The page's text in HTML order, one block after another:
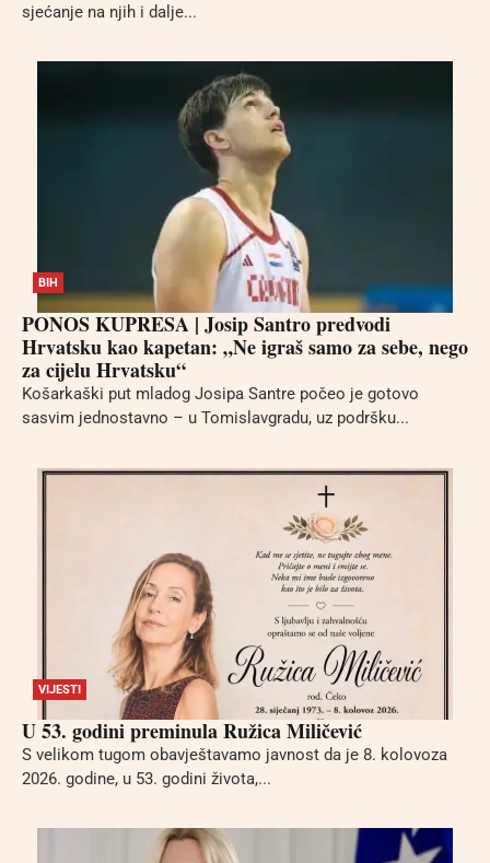
sjećanje na njih i dalje...
BIH
PONOS KUPRESA | Josip Santro predvodi
Hrvatsku kao kapetan: „Ne igraš samo za sebe, nego
za cijelu Hrvatsku“
Košarkaški put mladog Josipa Santre počeo je gotovo
sasvim jednostavno – u Tomislavgradu, uz podršku...
VIJESTI
U 53. godini preminula Ružica Miličević
S velikom tugom obavještavamo javnost da je 8. kolovoza
2026. godine, u 53. godini života,...